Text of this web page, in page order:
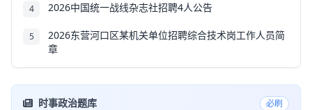
4 2026中国统一战线杂志社招聘4人公告
5
2026东营河口区某机关单位招聘综合技术岗工作人员简
章
时事政治题库 必刷